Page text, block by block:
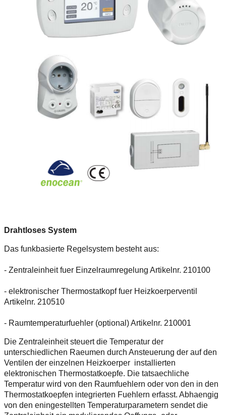
Drahtloses System
Das funkbasierte Regelsystem besteht aus:
- Zentraleinheit fuer Einzelraumregelung Artikelnr. 210100
- elektronischer Thermostatkopf fuer Heizkoerperventil
Artikelnr. 210510
- Raumtemperaturfuehler (optional) Artikelnr. 210001
Die Zentraleinheit steuert die Temperatur der
unterschiedlichen Raeumen durch Ansteuerung der auf den
Ventilen der einzelnen Heizkoerper installierten
elektronischen Thermostatkoepfe. Die tatsaechliche
Temperatur wird von den Raumfuehlern oder von den in den
Thermostatkoepfen integrierten Fuehlern erfasst. Abhaengig
von den eningestellten Temperaturparametern sendet die